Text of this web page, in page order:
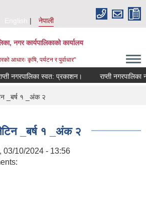
English
नेपाली
नगर कार्यपालिकाको कार्यालय
आधारः कृषि, पर्यटन र पुर्वाधार"
नगरपालिका स्वत: प्रकाशन। राप्ती नगरपालिका
_बर्ष १ _अंक २
_बर्ष १ _अंक २
03/10/2024 - 13:56